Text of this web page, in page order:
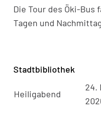
Die Tour des Öki-Bus
Tagen und
Stadtbibliothek
Heiligabend
24.